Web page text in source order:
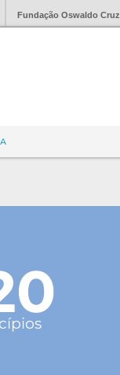
Fundação Oswaldo Cruz